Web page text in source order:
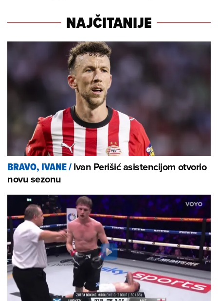
NAJČITANIJE
BRAVO, IVANE/Ivan Perišić asistencijom otvorio
novu sezonu